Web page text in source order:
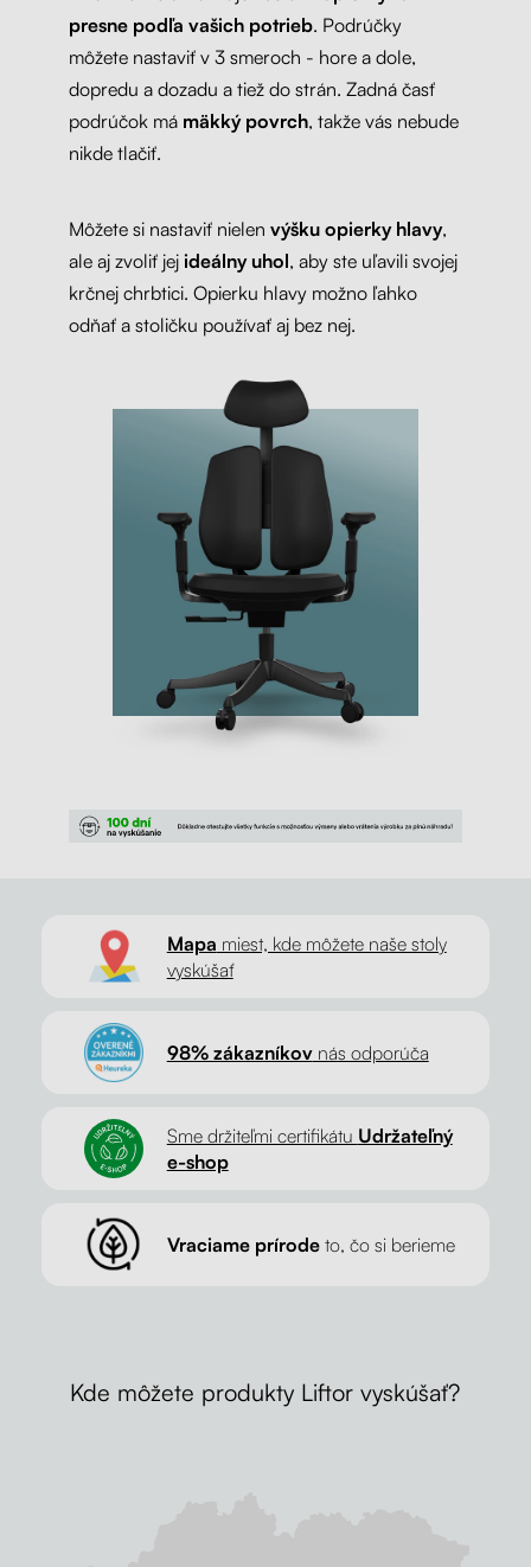
presne podľa vašich potrieb. Podrúčky
môžete nastaviť v 3 smeroch - hore a dole,
dopredu a dozadu a tiež do strán. Zadná časť
podrúčok má mäkký povrch, takže vás nebude
nikde tlačiť.
Môžete si nastaviť nielen výšku opierky hlavy,
ale aj zvoliť jej ideálny uhol, aby ste uľavili svojej
krčnej chrbtici. Opierku hlavy možno ľahko
odňať a stoličku používať aj bez nej.
Mapa miest, kde môžete naše stoly
vyskúšať
98% zákazníkovnás odporúča
Sme držiteľmi certifikátu Udržateľný
e-shop
Vraciame prírodeto, čo si berieme
Kde môžete produkty Liftor vyskúšať?